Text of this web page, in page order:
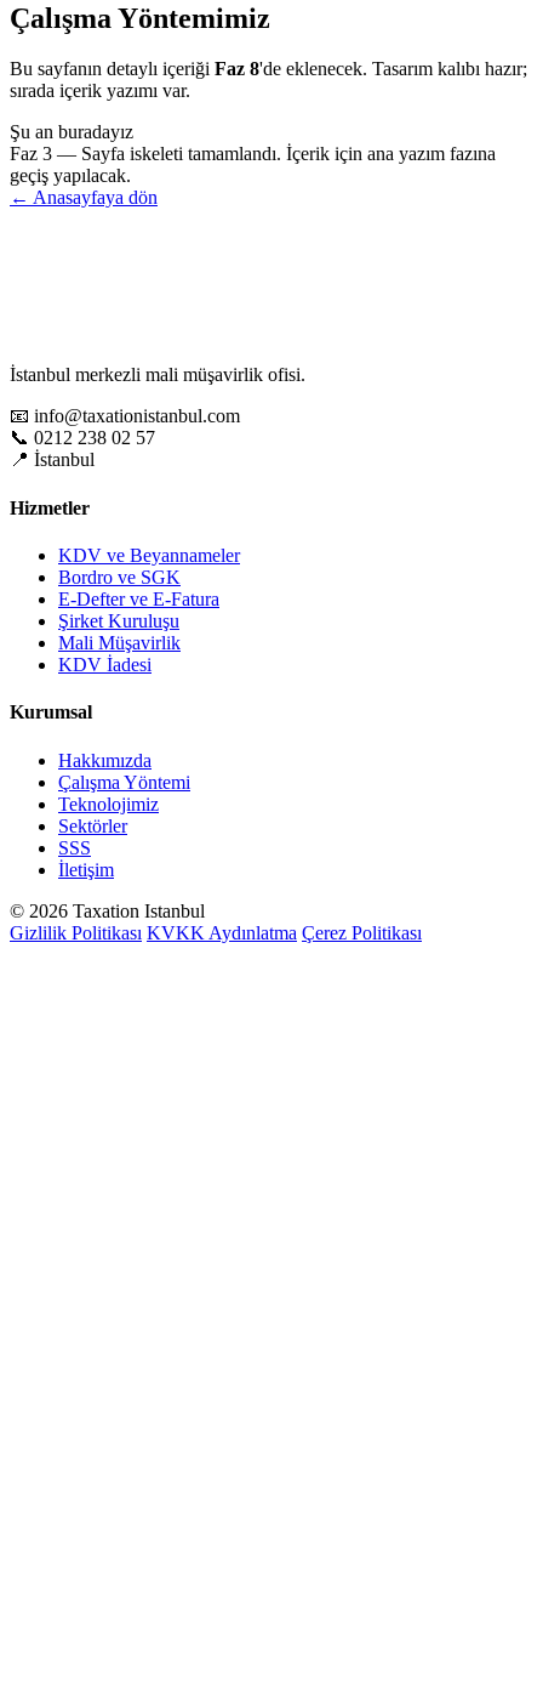
Çalışma Yöntemimiz
Bu sayfanın detaylı içeriği Faz 8'de eklenecek. Tasarım kalıbı hazır;
sırada içerik yazımı var.
Şu an buradayız
Faz 3 — Sayfa iskeleti tamamlandı. İçerik için ana yazım fazına
geçiş yapılacak.
← Anasayfaya dön
İstanbul merkezli mali müşavirlik ofisi.
📧 info@taxationistanbul.com
📞 0212 238 02 57
📍 İstanbul
Hizmetler
KDV ve Beyannameler
Bordro ve SGK
E-Defter ve E-Fatura
Şirket Kuruluşu
Mali Müşavirlik
KDV İadesi
Kurumsal
Hakkımızda
Çalışma Yöntemi
Teknolojimiz
Sektörler
SSS
İletişim
© 2026 Taxation Istanbul
Gizlilik Politikası KVKK Aydınlatma Çerez Politikası